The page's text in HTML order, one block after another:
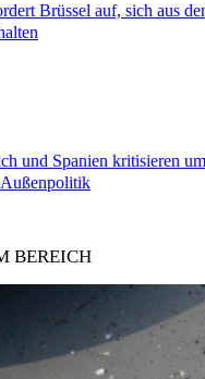
Brüssel auf, sich aus
und Spanien kritisieren
BEREICH